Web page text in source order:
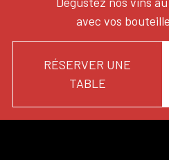
avec vos
RÉSERVER UNE
TABLE